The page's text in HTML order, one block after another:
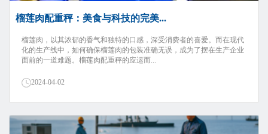
榴莲肉配重秤：美食与科技的完美...
榴莲肉，以其浓郁的香气和独特的口感，深受消费者的喜爱。而在现代
化的生产线中，如何确保榴莲肉的包装准确无误，成为了摆在生产企业
面前的一道难题。榴莲肉配重秤的应运而...
2024-04-02